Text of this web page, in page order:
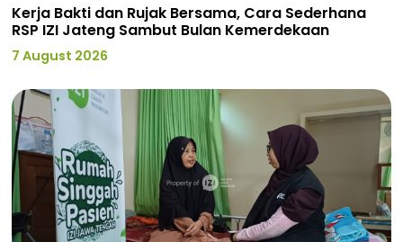
Kerja Bakti dan Rujak Bersama, Cara Sederhana
RSP IZI Jateng Sambut Bulan Kemerdekaan
7 August 2026